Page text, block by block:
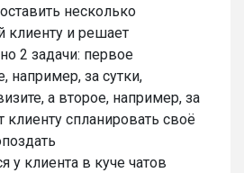
несколько
клиенту и решает
2 задачи: первое
например, за сутки,
а второе, например, за
клиенту спланировать своё
у клиента в куче чатов